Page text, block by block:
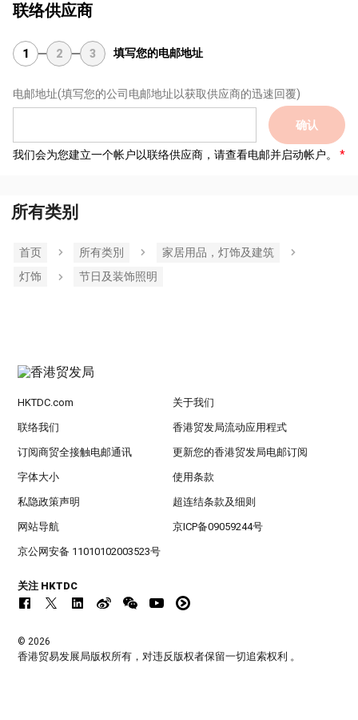
联络供应商
1 2 3 填写您的电邮地址
电邮地址(填写您的公司电邮地址以获取供应商的迅速回覆)
确认
我们会为您建立一个帐户以联络供应商，请查看电邮并启动帐户。
所有类别
首页 所有类別
家居用品，灯饰及建筑
灯饰
节日及装饰照明
HKTDC.com 关于我们
联络我们 香港贸发局流动应用程式
订阅商贸全接触电邮通讯 更新您的香港贸发局电邮订阅
字体大小 使用条款
私隐政策声明 超连结条款及细则
网站导航 京ICP备09059244号
京公网安备 11010102003523号
关注 HKTDC
© 2026
香港贸易发展局版权所有，对违反版权者保留一切追索权利 。